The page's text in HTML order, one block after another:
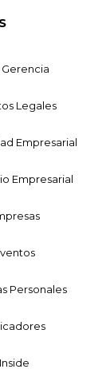
Legales
Empresarial
Empresarial
Personales
Inside